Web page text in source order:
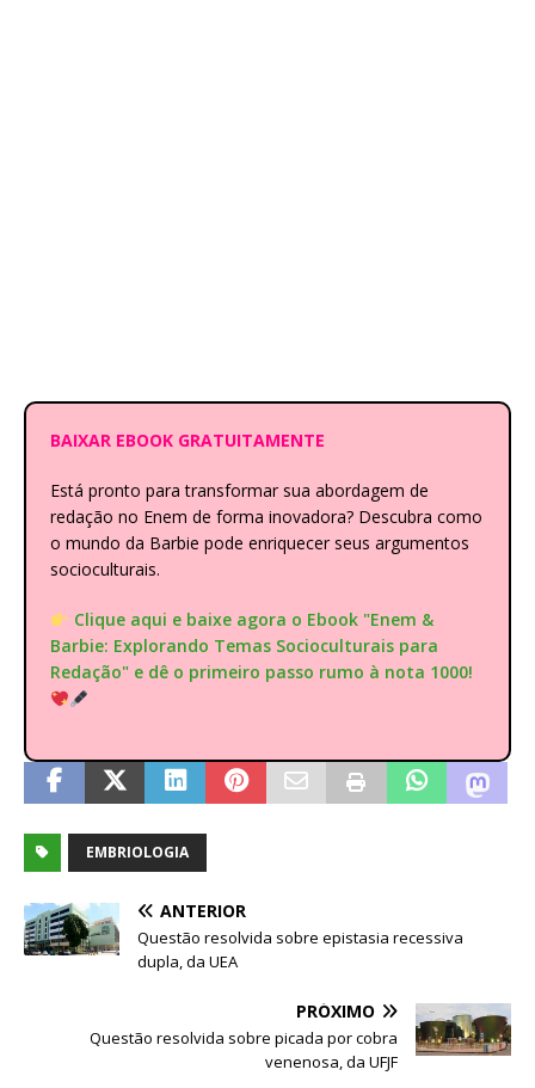
BAIXAR EBOOK GRATUITAMENTE
Está pronto para transformar sua abordagem de
redação no Enem de forma inovadora? Descubra como
o mundo da Barbie pode enriquecer seus argumentos
socioculturais.
Clique aqui e baixe agora o Ebook "Enem &
Barbie: Explorando Temas Socioculturais para
Redação" e dê o primeiro passo rumo à nota 1000!
EMBRIOLOGIA
ANTERIOR
Questão resolvida sobre epistasia recessiva
dupla, da UEA
PRÓXIMO
Questão resolvida sobre picada por cobra
venenosa, da UFJF